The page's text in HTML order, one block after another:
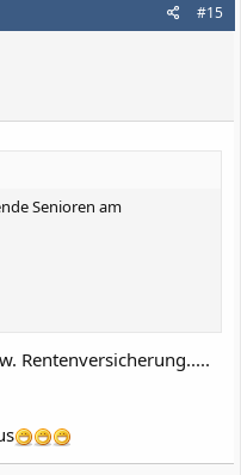
#15
Senioren am
Rentenversicherung.....